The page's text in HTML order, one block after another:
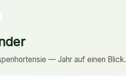
— Jahr auf einen Blick.